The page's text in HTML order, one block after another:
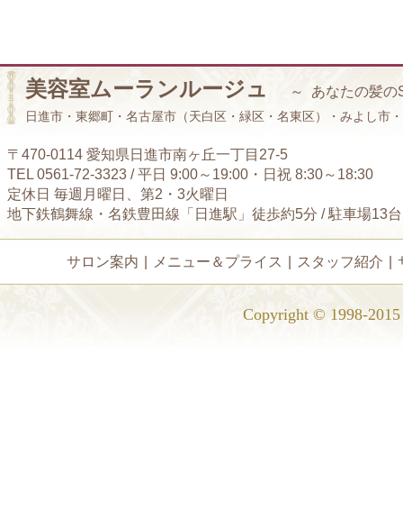
美容室ムーランルージュ ～ あなたの髪の
日進市・東郷町・名古屋市（天白区・緑区・名東区）・みよし市
〒470-0114 愛知県日進市南ヶ丘一丁目27-5
TEL 0561-72-3323 / 平日 9:00～19:00・日祝 8:30～18:30
定休日 毎週月曜日、第2・3火曜日
地下鉄鶴舞線・名鉄豊田線「日進駅」徒歩約5分 / 駐車場13
サロン案内 メニュー＆プライス スタッフ紹介
Copyright © 1998-